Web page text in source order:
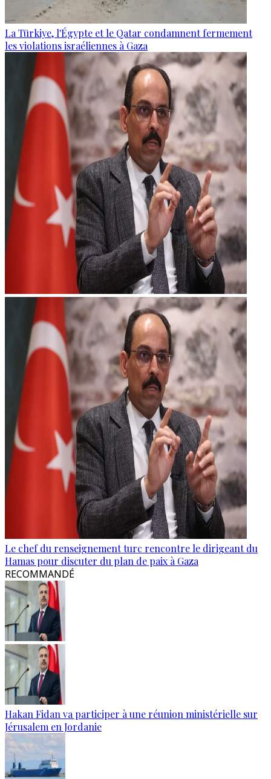
La Türkiye, l'Égypte et le Qatar condamnent fermement
les violations israéliennes à Gaza
Le chef du renseignement turc rencontre le dirigeant du
Hamas pour discuter du plan de paix à Gaza
RECOMMANDÉ
Hakan Fidan va participer à une réunion ministérielle sur
Jérusalem en Jordanie